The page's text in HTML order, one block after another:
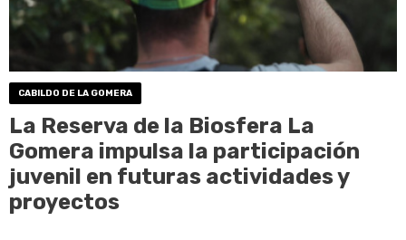
CABILDO DE LA GOMERA
La Reserva de la Biosfera La
Gomera impulsa la participación
juvenil en futuras actividades y
proyectos